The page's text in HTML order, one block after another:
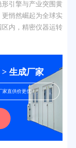
引擎与产业突围黄
悄然崛起为全球实
内，精密仪器运转
生成厂家
家直供价更优！